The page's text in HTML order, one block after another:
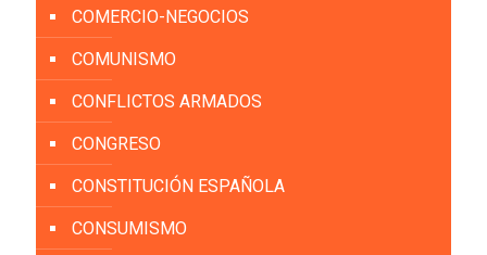
COMERCIO-NEGOCIOS
COMUNISMO
CONFLICTOS ARMADOS
CONGRESO
CONSTITUCIÓN ESPAÑOLA
CONSUMISMO